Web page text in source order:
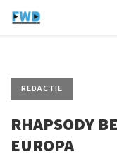
REDACTIE
RHAPSODY
EUROPA